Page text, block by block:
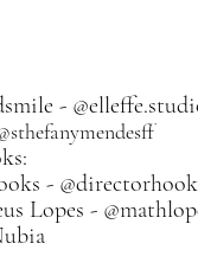
-
-
Lopes -